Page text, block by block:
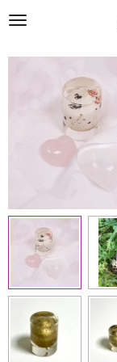
Ga
naar
hoofdinhoud